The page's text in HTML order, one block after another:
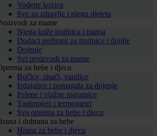
Vodene kozice
Sve za zdravlje i njegu djeteta
za mame
Njega kože trudnica i mama
Dodaci prehrani za trudnice i dojilje
Dojenje
Svi proizvodi za mame
za bebe i djecu
Bočice, sisači, varalice
Izdajalice i pomagala za dojenje
Pelene i vlažne maramice
Toplomjeri i termometri
Sva oprema za bebe i djecu
i dohrana za bebe
Hrana za bebe i djecu